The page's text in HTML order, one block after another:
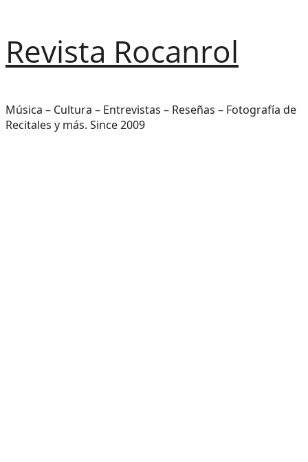
al
contenido
Revista Rocanrol
Música – Cultura – Entrevistas – Reseñas – Fotografía de
Recitales y más. Since 2009